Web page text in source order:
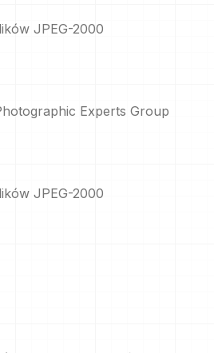
JPEG-2000
Experts Group
JPEG-2000